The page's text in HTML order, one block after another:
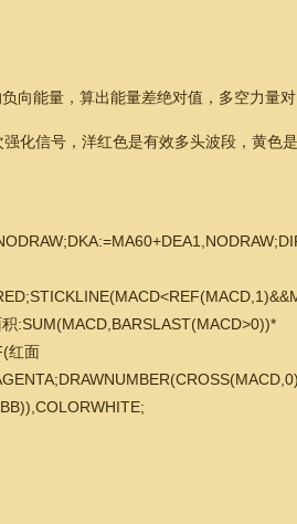
向能量，算出能量差绝对值，多空力量对
化信号，洋红色是有效多头波段，黄色
:SUM(MACD,BARSLAST(MACD>0))*
红面